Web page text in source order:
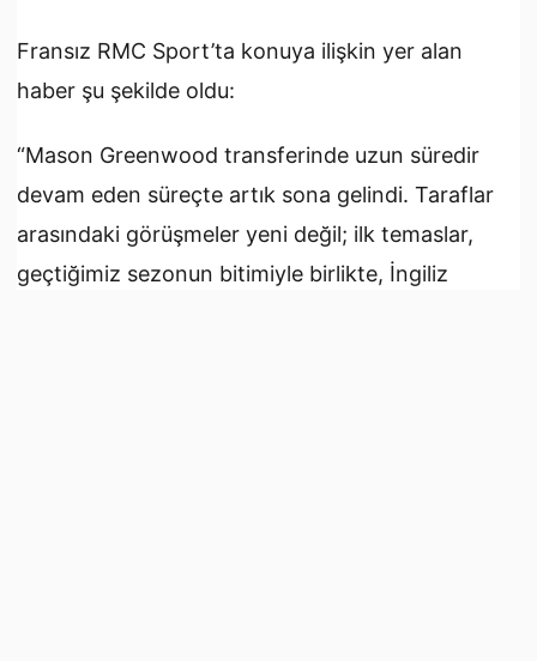
Fransız RMC Sport’ta konuya ilişkin yer alan
haber şu şekilde oldu:
“Mason Greenwood transferinde uzun süredir
devam eden süreçte artık sona gelindi. Taraflar
arasındaki görüşmeler yeni değil; ilk temaslar,
geçtiğimiz sezonun bitimiyle birlikte, İngiliz